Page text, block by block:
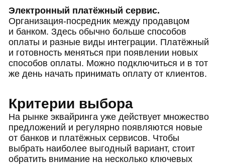
Электронный платёжный сервис.
Организация-посредник между продавцом
и банком. Здесь обычно больше способов
оплаты и разные виды интеграции. Платёжный
и готовность меняться при появлении новых
способов оплаты. Можно подключиться и в тот
же день начать принимать оплату от клиентов.
Критерии выбора
На рынке эквайринга уже действует множество
предложений и регулярно появляются новые
от банков и платёжных сервисов. Чтобы
выбрать наиболее выгодный вариант, стоит
обратить внимание на несколько ключевых